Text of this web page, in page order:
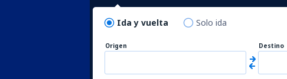
Ida y vuelta Solo ida
Origen Destino